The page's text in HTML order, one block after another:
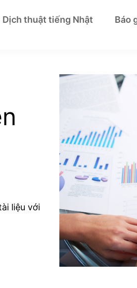
Dịch thuật tiếng Nhật Báo
liệu với